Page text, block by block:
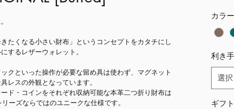
たくなる小さい財布」というコンセプトをカタチにし
するレザーウォレット。
クといった操作が必要な留め具は使わず、マグネット
レスの外観となっています。
ド・コインをそれぞれ収納可能な本革二つ折り財布は
ーズならではのユニークな仕様です。
カラー
利き手
選択
ギフ